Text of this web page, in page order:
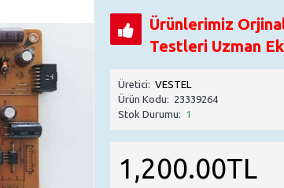
Ürünlerimiz
Testleri Uzman
Üretici: VESTEL
Ürün Kodu: 23339264
Stok Durumu: 1
1,200.00TL